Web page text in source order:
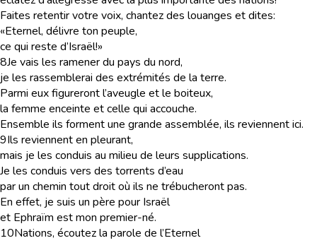
Faites retentir votre voix, chantez des louanges et dites:
«Eternel, délivre ton peuple,
ce qui reste d’Israël!»
8Je vais les ramener du pays du nord,
je les rassemblerai des extrémités de la terre.
Parmi eux figureront l’aveugle et le boiteux,
la femme enceinte et celle qui accouche.
Ensemble ils forment une grande assemblée, ils reviennent ici.
9Ils reviennent en pleurant,
mais je les conduis au milieu de leurs supplications.
Je les conduis vers des torrents d’eau
par un chemin tout droit où ils ne trébucheront pas.
En effet, je suis un père pour Israël
et Ephraïm est mon premier-né.
10Nations, écoutez la parole de l’Eternel